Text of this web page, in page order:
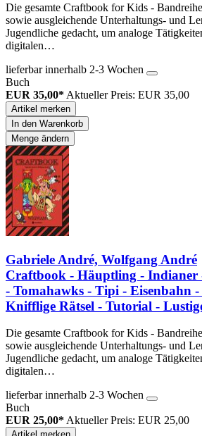
Die gesamte Craftbook for Kids -
sowie ausgleichende Unterhaltungs- und
Jugendliche gedacht, um analoge
digitalen…
lieferbar innerhalb 2-3 Wochen
Buch
EUR 35,00* Aktueller Preis: EUR 35,00
Artikel merken
In den Warenkorb
Menge ändern
Gabriele André, Wolfgang André
Craftbook - Häuptling - Indianer
- Tomahawks - Tipi - Eisenbahn
Knifflige Rätsel - Tutorial -
Die gesamte Craftbook for Kids -
sowie ausgleichende Unterhaltungs- und
Jugendliche gedacht, um analoge
digitalen…
lieferbar innerhalb 2-3 Wochen
Buch
EUR 25,00* Aktueller Preis: EUR 25,00